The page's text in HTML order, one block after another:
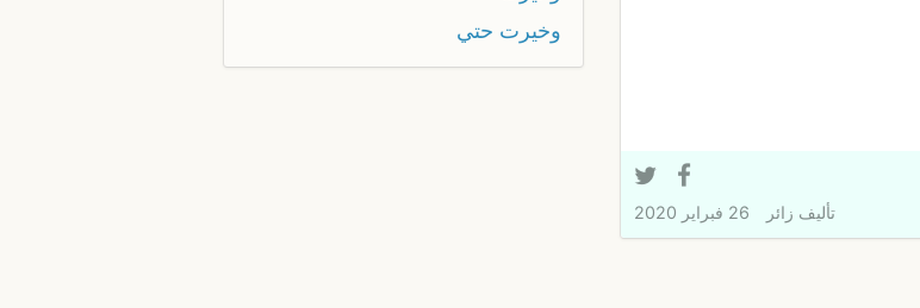
تأليف زائر 26 فبراير 2020
وخيرت حتي